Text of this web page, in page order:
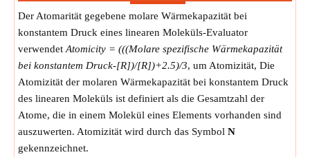
Der Atomarität gegebene molare Wärmekapazität bei
konstantem Druck eines linearen Moleküls-Evaluator
verwendet Atomicity = (((Molare spezifische Wärmekapazität
bei konstantem Druck-[R])/[R])+2.5)/3, um Atomizität, Die
Atomizität der molaren Wärmekapazität bei konstantem Druck
des linearen Moleküls ist definiert als die Gesamtzahl der
Atome, die in einem Molekül eines Elements vorhanden sind
auszuwerten. Atomizität wird durch das Symbol N
gekennzeichnet.